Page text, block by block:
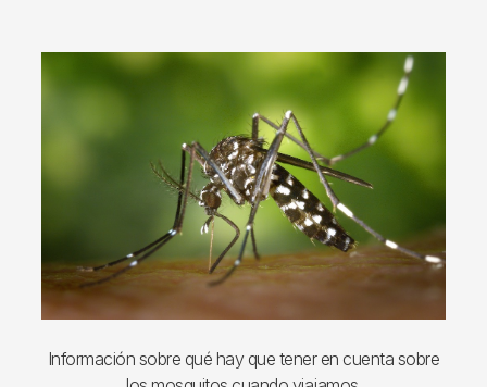
Imagen
Información sobre qué hay que tener en cuenta sobre